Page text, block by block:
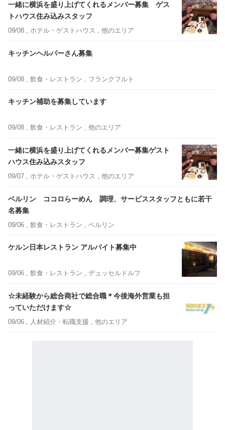
一緒に横浜を盛り上げてくれるメンバー募集 ゲス
トハウス住み込みスタッフ
09/08 , ホテル・ゲストハウス , 他のエリア
キッチンヘルパーさん募集
09/08 , 飲食・レストラン , フランクフルト
キッチン補助を募集しています
09/08 , 飲食・レストラン , 他のエリア
一緒に横浜を盛り上げてくれるメンバー募集ゲスト
ハウス住み込みスタッフ
09/07 , ホテル・ゲストハウス , 他のエリア
ベルリン ココロらーめん 調理、サービススタッフともに若干
名募集
09/06 , 飲食・レストラン , ベルリン
ケルン日本レストラン アルバイト募集中
09/06 , 飲食・レストラン , デュッセルドルフ
☆未経験から総合商社で総合職＊今後海外営業も担
っていただけます☆
09/06 , 人材紹介・転職支援 , 他のエリア